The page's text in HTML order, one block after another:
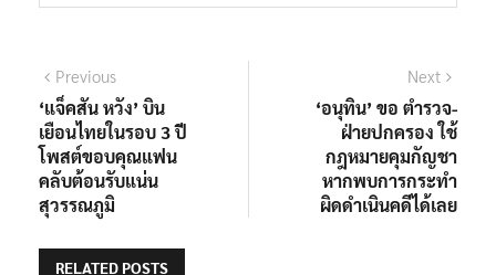
แนะแนว
เรื่อง
PreviousPrevious
post:
‘แจ็คสัน หวัง’ บิน
เยือนไทยในรอบ 3 ปี
โพสต์ขอบคุณแฟน
คลับต้อนรับแน่น
สุวรรณภูมิ
Next
Next
post:
‘อนุทิน’ ขอ ตำรวจ-
ฝ่ายปกครอง ใช้
กฎหมายคุมกัญชา